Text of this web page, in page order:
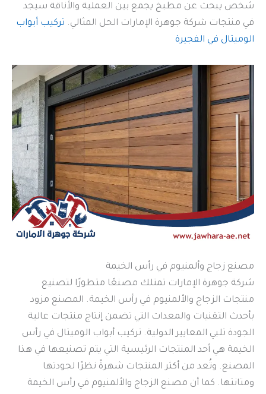
شخص يبحث عن مطبخ يجمع بين العملية والأناقة سيجد
في منتجات شركة جوهرة الإمارات الحل المثالي. تركيب أبواب
الوميتال في الفجيرة
مصنع زجاج وألمنيوم في رأس الخيمة
شركة جوهرة الإمارات تمتلك مصنعًا متطورًا لتصنيع
منتجات الزجاج والألمنيوم في رأس الخيمة. المصنع مزود
بأحدث التقنيات والمعدات التي تضمن إنتاج منتجات عالية
الجودة تلبي المعايير الدولية. تركيب أبواب الوميتال في رأس
الخيمة هي أحد المنتجات الرئيسية التي يتم تصنيعها في هذا
المصنع. وتُعد من أكثر المنتجات شهرةً نظرًا لجودتها
ومتانتها. كما أن مصنع الزجاج والألمنيوم في رأس الخيمة